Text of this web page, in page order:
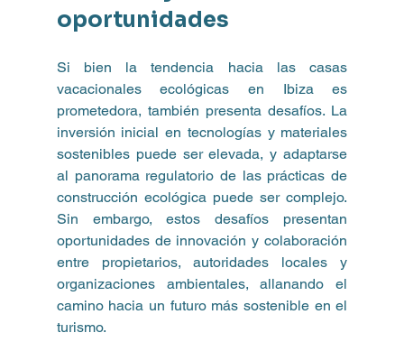
oportunidades
Si bien la tendencia hacia las casas
vacacionales ecológicas en Ibiza es
prometedora, también presenta desafíos. La
inversión inicial en tecnologías y materiales
sostenibles puede ser elevada, y adaptarse
al panorama regulatorio de las prácticas de
construcción ecológica puede ser complejo.
Sin embargo, estos desafíos presentan
oportunidades de innovación y colaboración
entre propietarios, autoridades locales y
organizaciones ambientales, allanando el
camino hacia un futuro más sostenible en el
turismo.